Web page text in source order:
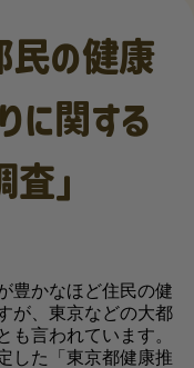
民の健康
に関する
」
豊かなほど住民の健
が、東京などの大都
も言われています。
した「東京都健康推